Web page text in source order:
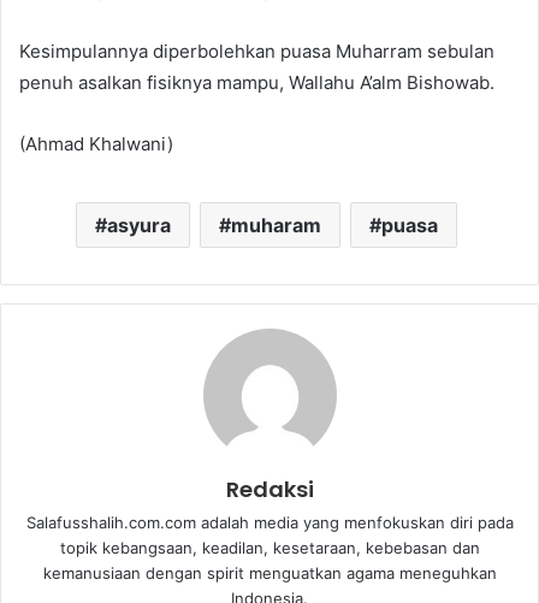
Kesimpulannya diperbolehkan puasa Muharram sebulan
penuh asalkan fisiknya mampu, Wallahu A’alm Bishowab.
(Ahmad Khalwani)
asyura muharam puasa
Redaksi
Salafusshalih.com.com adalah media yang menfokuskan diri pada
topik kebangsaan, keadilan, kesetaraan, kebebasan dan
kemanusiaan dengan spirit menguatkan agama meneguhkan
Indonesia.